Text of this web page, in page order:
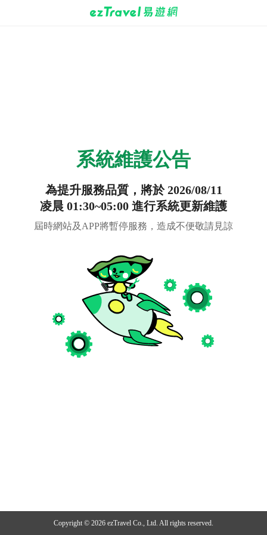
系統維護公告
為提升服務品質，將於 2026/08/11
凌晨 01:30~05:00 進行系統更新維護
屆時網站及APP將暫停服務，造成不便敬請見諒
Copyright © 2026 ezTravel Co., Ltd. All rights reserved.